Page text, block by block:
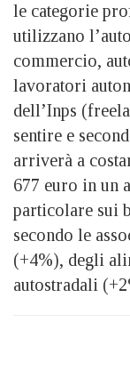
le categorie
utilizzano
commercio,
lavoratori
dell’Inps
sentire e
arriverà a
677 euro in un
particolare sui
secondo le
(+4%), degli
autostradali